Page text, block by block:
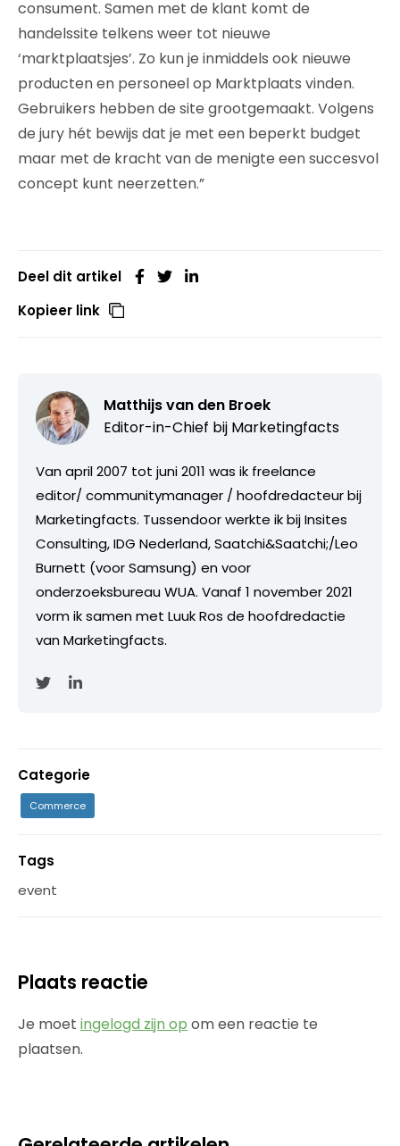
consument. Samen met de klant komt de
handelssite telkens weer tot nieuwe
‘marktplaatsjes’. Zo kun je inmiddels ook nieuwe
producten en personeel op Marktplaats vinden.
Gebruikers hebben de site grootgemaakt. Volgens
de jury hét bewijs dat je met een beperkt budget
maar met de kracht van de menigte een succesvol
concept kunt neerzetten.”
Deel dit artikel
Kopieer link
Matthijs van den Broek
Editor-in-Chief bij Marketingfacts
Van april 2007 tot juni 2011 was ik freelance
editor/ communitymanager / hoofdredacteur bij
Marketingfacts. Tussendoor werkte ik bij Insites
Consulting, IDG Nederland, Saatchi&Saatchi;/Leo
Burnett (voor Samsung) en voor
onderzoeksbureau WUA. Vanaf 1 november 2021
vorm ik samen met Luuk Ros de hoofdredactie
van Marketingfacts.
Categorie
Commerce
Tags
event
Plaats reactie
Je moet ingelogd zijn op om een reactie te
plaatsen.